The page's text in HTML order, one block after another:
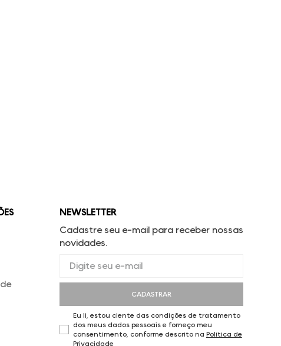
NEWSLETTER
Cadastre seu e-mail para receber nossas
novidades.
CADASTRAR
Eu li, estou ciente das condições de tratamento
dos meus dados pessoais e forneço meu
consentimento, conforme descrito na Política de
Privacidade